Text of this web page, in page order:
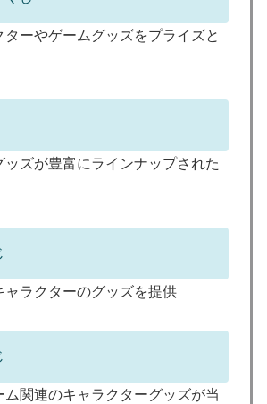
ターやゲームグッズをプライズと
ッズが豊富にラインナップされた
ャラクターのグッズを提供
ム関連のキャラクターグッズが当